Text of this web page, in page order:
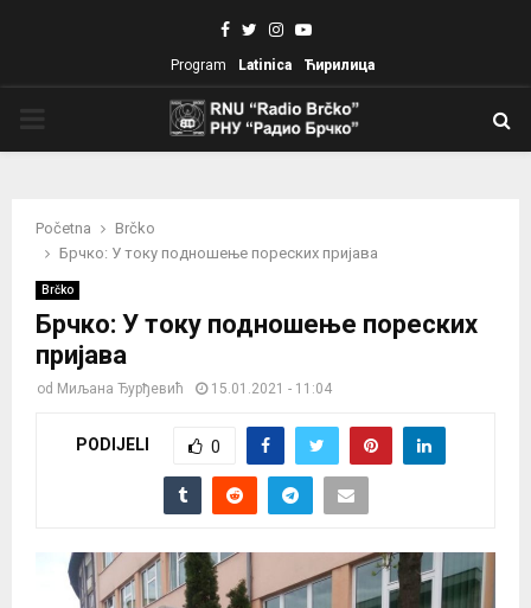
Facebook
TwitterInstagram
Youtube
Program Latinica Ћирилица
Početna
Brčko
Брчко: У току подношење пореских пријава
Brčko
Брчко: У току подношење пореских
пријава
od Миљана Ђурђевић 15.01.2021 - 11:04
PODIJELI 0